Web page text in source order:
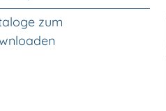
zum